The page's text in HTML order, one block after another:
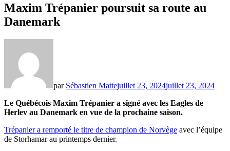
Maxim Trépanier poursuit sa route au
Danemark
par Sébastien Mattejuillet 23, 2024juillet 23, 2024
Le Québécois Maxim Trépanier a signé avec les Eagles de
Herlev au Danemark en vue de la prochaine saison.
Trépanier a remporté le titre de champion de Norvège avec l’équipe
de Storhamar au printemps dernier.